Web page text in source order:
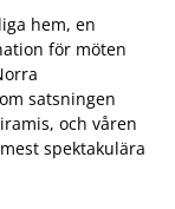
hem, en
för möten
satsningen
och våren
spektakulära